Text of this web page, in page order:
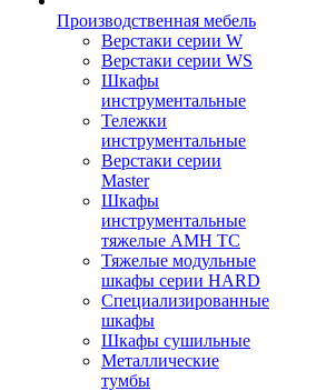
Производственная мебель
Верстаки серии W
Верстаки серии WS
Шкафы
инструментальные
Тележки
инструментальные
Верстаки серии
Master
Шкафы
инструментальные
тяжелые AMH TC
Тяжелые модульные
шкафы серии HARD
Cпециализированные
шкафы
Шкафы сушильные
Металлические
тумбы